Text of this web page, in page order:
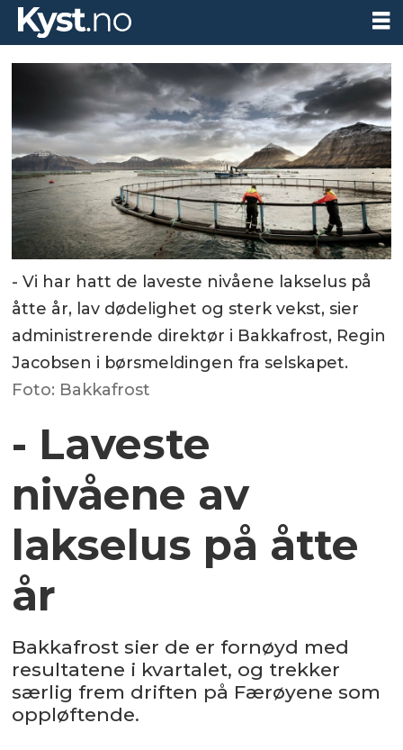
- Vi har hatt de laveste nivåene lakselus på
åtte år, lav dødelighet og sterk vekst, sier
administrerende direktør i Bakkafrost, Regin
Jacobsen i børsmeldingen fra selskapet.
Foto: Bakkafrost
- Laveste
nivåene av
lakselus på åtte
år
Bakkafrost sier de er fornøyd med
resultatene i kvartalet, og trekker
særlig frem driften på Færøyene som
oppløftende.